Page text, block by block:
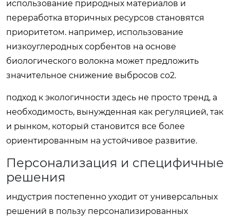
использование природных материалов и
переработка вторичных ресурсов становятся
приоритетом. например, использование
низкоуглеродных сорбентов на основе
биологического волокна может предложить
значительное снижение выбросов co2.
подход к экологичности здесь не просто тренд, а
необходимость, вынужденная как регуляцией, так
и рынком, который становится все более
ориентированным на устойчивое развитие.
Персонализация и специфичные
решения
индустрия постепенно уходит от универсальных
решений в пользу персонализированных